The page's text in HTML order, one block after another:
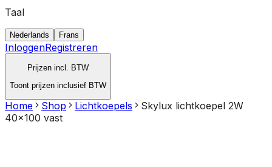
Taal
Nederlands Frans
InloggenRegistreren
Prijzen incl. BTW
Toont prijzen inclusief BTW
Home Shop Lichtkoepels
Skylux lichtkoepel 2W
40x100 vast